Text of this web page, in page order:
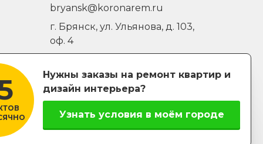
Нужны заказы на ремонт квартир и
дизайн интерьера?
Узнать условия в моём городе
bryansk@koronarem.ru
г. Брянск, ул. Ульянова, д. 103,
оф. 4
Заказать звонок
Написать директору